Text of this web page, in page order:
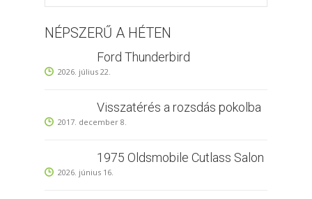
NÉPSZERŰ A HÉTEN
Ford Thunderbird
2026. július 22.
Visszatérés a rozsdás pokolba
2017. december 8.
1975 Oldsmobile Cutlass Salon
2026. június 16.